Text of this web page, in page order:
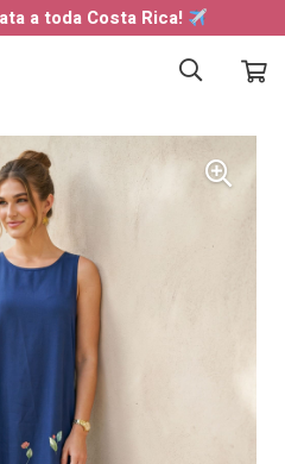
a toda Costa Rica!